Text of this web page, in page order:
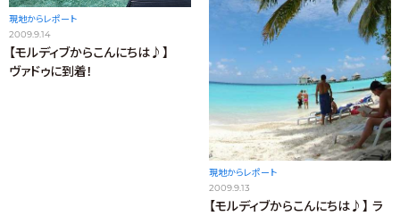
現地からレポート
2009.9.14
【モルディブからこんにちは♪】
ヴァドゥに到着！
現地からレポート
2009.9.13
【モルディブからこんにちは♪】 ラ